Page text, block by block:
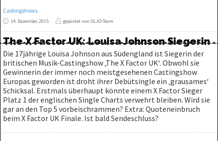
Castingshows
14. Dezember, 2015 gepostet von OLJO-Team
The X Factor UK: Louisa Johnson Siegerin
Die 17jährige Louisa Johnson aus Südengland ist Siegerin der
britischen Musik-Castingshow ‚The X Factor UK‘. Obwohl sie
Gewinnerin der immer noch meistgesehenen Castingshow
Europas geworden ist droht ihrer Debütsingle ein ‚grausames‘
Schicksal. Erstmals überhaupt könnte einem X Factor Sieger
Platz 1 der englischen Single Charts verwehrt bleiben. Wird sie
gar an den Top 5 vorbeischrammen? Extra: Quoteneinbruch
beim X Factor UK Finale. Ist bald Sendeschluss?